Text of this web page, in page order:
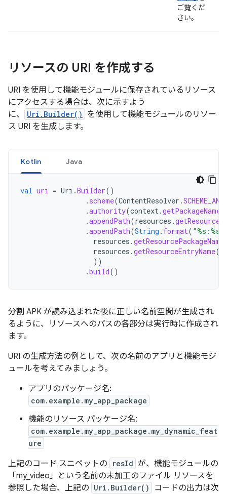
ご覧くだ
さい。
リソースの URI を作成する
URI を使用して機能モジュールに保存されているリソース
にアクセスする場合は、次に示すよう
に、
Uri.Builder()
を使用して機能モジュールのリソー
ス URI を生成します。
Kotlin Java
val uri = Uri .Builder()
. scheme(ContentResolver .
.authority(context.getPackageName
.appendPath(resources .
.appendPath(String . format( "%s:%s"
resources .getResourcePackageName
resources .getResourceEntryName(
))
.build()
分割 APK が読み込まれた後に正しい名前空間が生成され
るように、リソースへのパスの各部分は実行時に作成され
ます。
URI の生成方法の例として、次の名前のアプリと機能モジ
ュールを考えてみましょう。
アプリのパッケージ名:
com.example.my_app_package
機能のリソース パッケージ名:
com.example.my_app_package.my_dynamic_feat
ure
上記のコード スニペットの resId が、機能モジュールの
「my_video」という名前の未加工のファイル リソースを
参照した場合、上記の Uri.Builder()
コードの出力は次